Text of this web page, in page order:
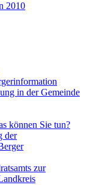
2010
in der Gemeinde
können Sie tun?
der
zur